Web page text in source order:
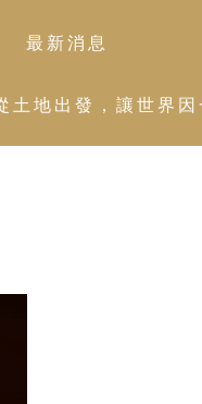
最新消息
地出發，讓世界因